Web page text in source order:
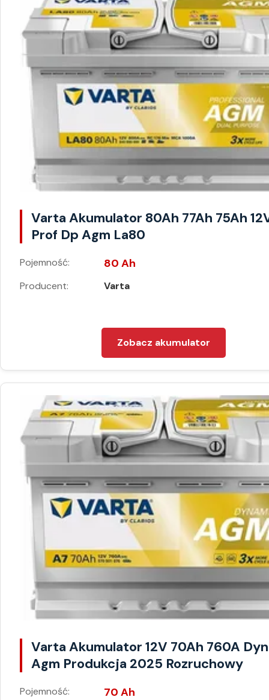
Varta Akumulator 80Ah 77Ah 75Ah
Prof Dp Agm La80
Pojemność: 80 Ah
Producent: Varta
Zobacz akumulator
Varta Akumulator 12V 70Ah 760A
Agm Produkcja 2025 Rozruchowy
Pojemność: 70 Ah